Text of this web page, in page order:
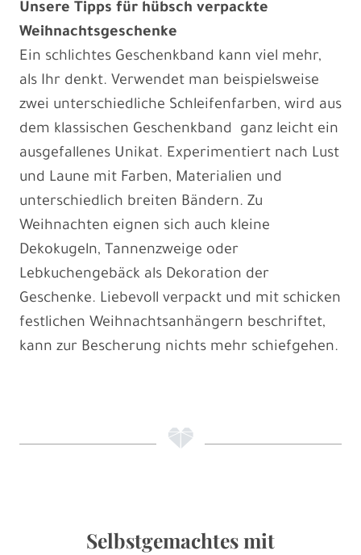
Unsere Tipps für hübsch verpackte
Weihnachtsgeschenke
Ein schlichtes Geschenkband kann viel mehr,
als Ihr denkt. Verwendet man beispielsweise
zwei unterschiedliche Schleifenfarben, wird aus
dem klassischen Geschenkband ganz leicht ein
ausgefallenes Unikat. Experimentiert nach Lust
und Laune mit Farben, Materialien und
unterschiedlich breiten Bändern. Zu
Weihnachten eignen sich auch kleine
Dekokugeln, Tannenzweige oder
Lebkuchengebäck als Dekoration der
Geschenke. Liebevoll verpackt und mit schicken
festlichen Weihnachtsanhängern beschriftet,
kann zur Bescherung nichts mehr schiefgehen.
f
Selbstgemachtes mit